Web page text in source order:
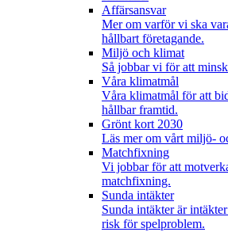
Affärsansvar
Mer om varför vi ska
hållbart företagande.
Miljö och klimat
Så jobbar vi för att
Våra klimatmål
Våra klimatmål för att
hållbar framtid.
Grönt kort 2030
Läs mer om vårt miljö-
Matchfixning
Vi jobbar för att
matchfixning.
Sunda intäkter
Sunda intäkter är
risk för spelproblem.